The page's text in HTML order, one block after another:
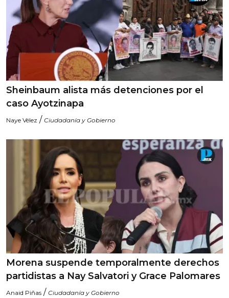
Sheinbaum alista más detenciones por el
caso Ayotzinapa
Naye Vélez / Ciudadanía y Gobierno
Morena suspende temporalmente derechos
partidistas a Nay Salvatori y Grace Palomares
Anaid Piñas / Ciudadanía y Gobierno